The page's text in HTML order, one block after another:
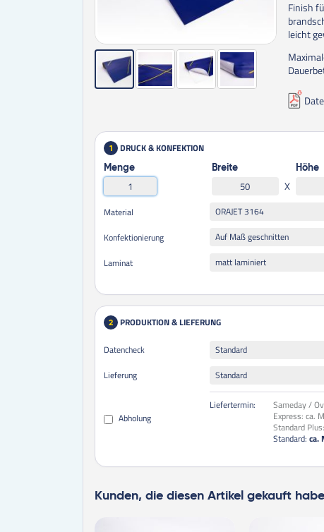
Finish
leicht
1 DRUCK & KONFEKTION
Menge Breite
X
Höhe
Material
ORAJET 3164
Konfektionierung
Auf Maß geschnitten
Laminat
matt laminiert
2 PRODUKTION & LIEFERUNG
Datencheck
Standard
Lieferung
Standard
Abholung
Liefertermin: Sameday /
Express: ca.
Standard Plus:
Standard: ca.
Kunden, die diesen Artikel gekauft